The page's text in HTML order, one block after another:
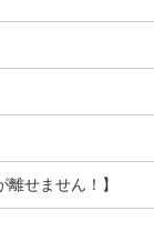
せません！】